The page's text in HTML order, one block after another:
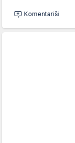
Komentariši